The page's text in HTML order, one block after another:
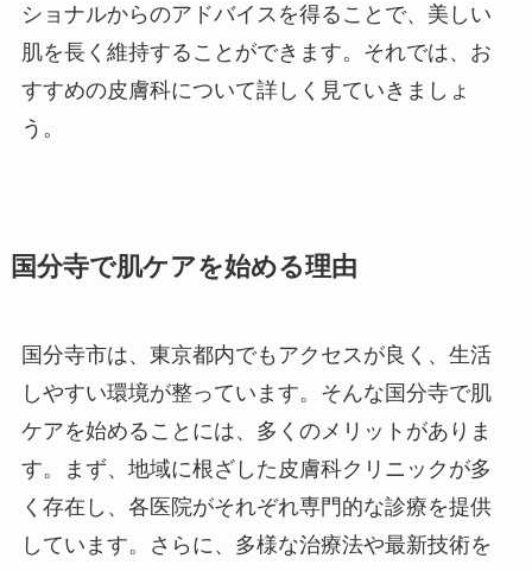
ショナルからのアドバイスを得ることで、美しい
肌を長く維持することができます。それでは、お
すすめの皮膚科について詳しく見ていきましょ
う。
国分寺で肌ケアを始める理由
国分寺市は、東京都内でもアクセスが良く、生活
しやすい環境が整っています。そんな国分寺で肌
ケアを始めることには、多くのメリットがありま
す。まず、地域に根ざした皮膚科クリニックが多
く存在し、各医院がそれぞれ専門的な診療を提供
しています。さらに、多様な治療法や最新技術を